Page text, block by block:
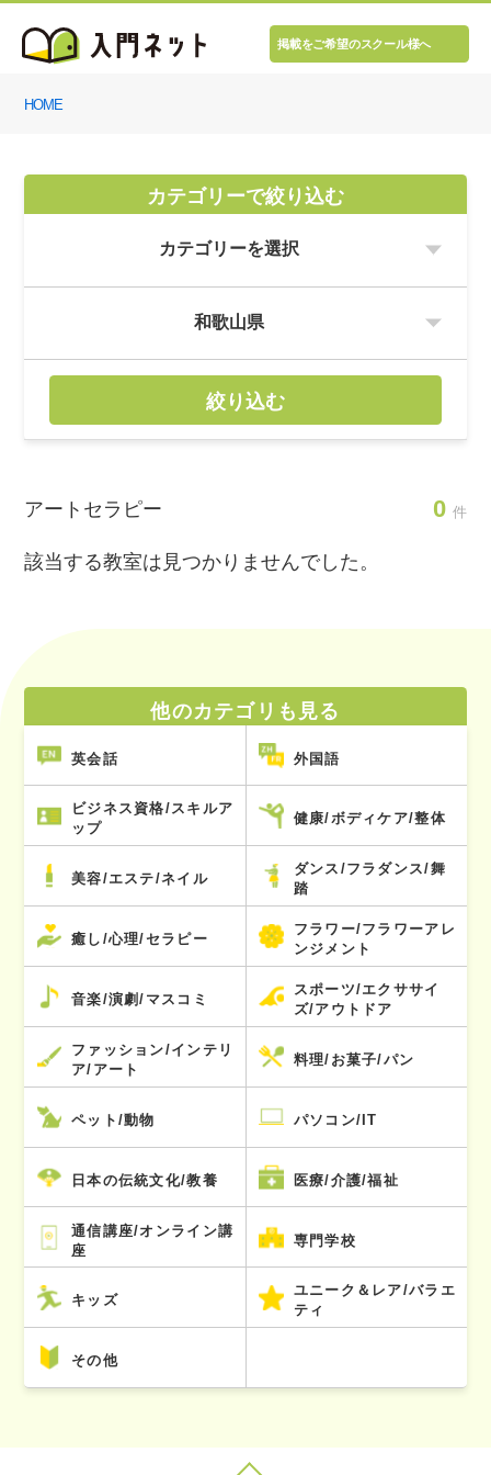
掲載をご希望のスクール様へ
HOME
カテゴリーで絞り込む
絞り込む
アートセラピー 0 件
該当する教室は見つかりませんでした。
他のカテゴリも見る
英会話 外国語
ビジネス資格/スキルア
ップ
健康/ボディケア/整体
美容/エステ/ネイル
ダンス/フラダンス/舞
踏
癒し/心理/セラピー
フラワー/フラワーアレ
ンジメント
音楽/演劇/マスコミ
スポーツ/エクササイ
ズ/アウトドア
ファッション/インテリ
ア/アート
料理/お菓子/パン
ペット/動物 パソコン/IT
日本の伝統文化/教養 医療/介護/福祉
通信講座/オンライン講
座
専門学校
キッズ
ユニーク＆レア/バラエ
ティ
その他